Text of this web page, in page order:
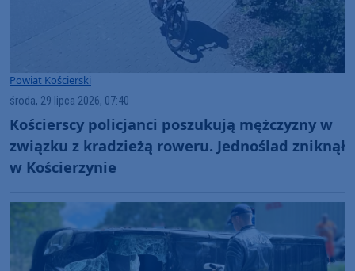
Powiat Kościerski
środa, 29 lipca 2026, 07:40
Kościerscy policjanci poszukują mężczyzny w
związku z kradzieżą roweru. Jednoślad zniknął
w Kościerzynie